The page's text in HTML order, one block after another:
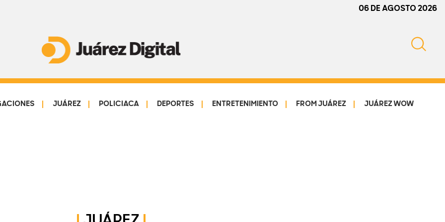
06 DE AGOSTO 2026
Digital
y
protegemos
JUÁREZ POLICIACA DEPORTES ENTRETENIMIENTO FROM JUÁREZ JUÁREZ WOW